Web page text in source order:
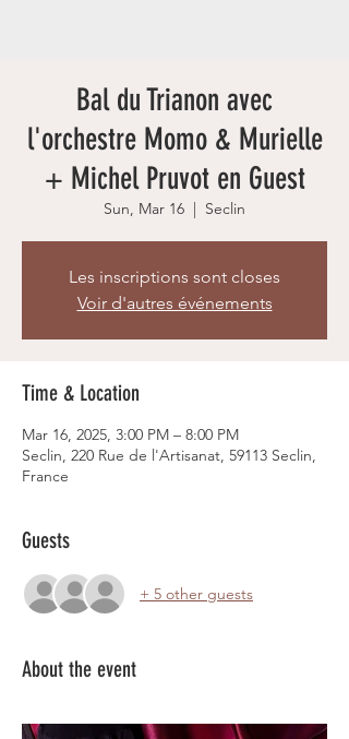
Bal du Trianon avec
l'orchestre Momo & Murielle
+ Michel Pruvot en Guest
Sun, Mar 16
  |
Seclin
Les inscriptions sont closes
Voir d'autres événements
Time & Location
Mar 16, 2025, 3:00 PM – 8:00 PM
Seclin, 220 Rue de l'Artisanat, 59113 Seclin,
France
Guests
+ 5 other guests
About the event